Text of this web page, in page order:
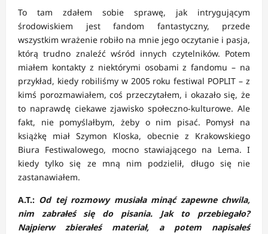
To tam zdałem sobie sprawę, jak intrygującym
środowiskiem jest fandom fantastyczny, przede
wszystkim wrażenie robiło na mnie jego oczytanie i pasja,
którą trudno znaleźć wśród innych czytelników. Potem
miałem kontakty z niektórymi osobami z fandomu – na
przykład, kiedy robiliśmy w 2005 roku festiwal POPLIT – z
kimś porozmawiałem, coś przeczytałem, i okazało się, że
to naprawdę ciekawe zjawisko społeczno-kulturowe. Ale
fakt, nie pomyślałbym, żeby o nim pisać. Pomysł na
książkę miał Szymon Kloska, obecnie z Krakowskiego
Biura Festiwalowego, mocno stawiającego na Lema. I
kiedy tylko się ze mną nim podzielił, długo się nie
zastanawiałem.
A.T.: Od tej rozmowy musiała minąć zapewne chwila,
nim zabrałeś się do pisania. Jak to przebiegało?
Najpierw zbierałeś materiał, a potem napisałeś